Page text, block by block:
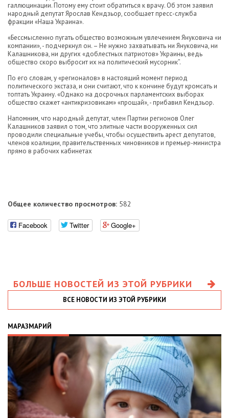
галлюцинации. Потому ему стоит обратиться к врачу. Об этом заявил
народный депутат Ярослав Кендзьор, сообщает пресс-служба
фракции «Наша Украина».
«Бессмысленно пугать общество возможным увлечением Януковича «и
компании», - подчеркнул он. – Не нужно захватывать ни Януковича, ни
Калашникова, ни других «доблестных патриотов» Украины, ведь
общество скоро выбросит их на политический мусорник”.
По его словам, у «регионалов» в настоящий момент период
политического экстаза, и они считают, что к кончине будут кромсать и
топтать Украину. «Однако на досрочных парламентских выборах
общество скажет «антикризовикам» «прощай», - прибавил Кендзьор.
Напомним, что народный депутат, член Партии регионов Олег
Калашников заявил о том, что элитные части вооруженных сил
проводили специальные учебы, чтобы осуществить арест депутатов,
членов коалиции, правительственных чиновников и премьер-министра
прямо в рабочих кабинетах
Общее количество просмотров: 582
Facebook Twitter Google+
БОЛЬШЕ НОВОСТЕЙ ИЗ ЭТОЙ РУБРИКИ
ВСЕ НОВОСТИ ИЗ ЭТОЙ РУБРИКИ
МАРАЗМАРИЙ